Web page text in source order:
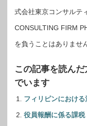
式会社東京コンサルテ
CONSULTING FIRM
を負うことはありませ
この記事を読ん
でいます
フィリピンにおけ
役員報酬に係る課税